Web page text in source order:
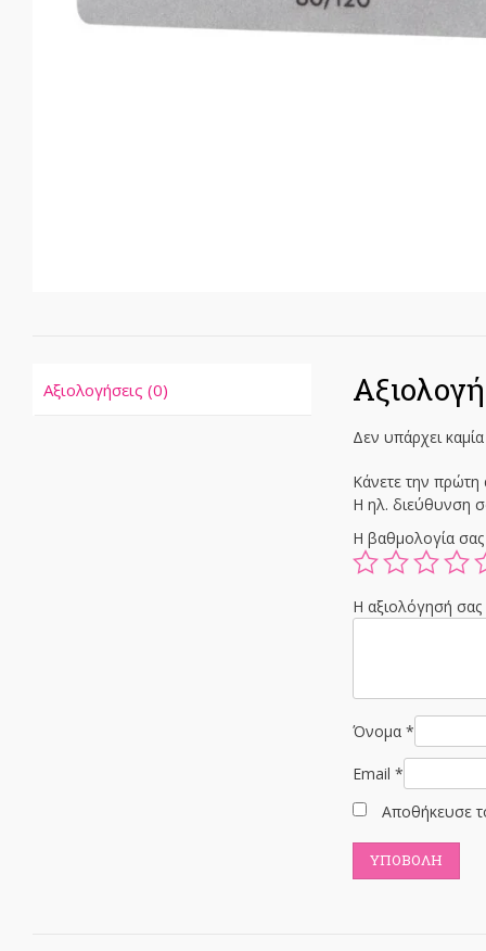
Αξιολογήσεις (0)
Δεν υπάρχει
Κάνετε την πρώτη
Η ηλ. διεύθυνση
Η βαθμολογία
Η αξιολόγησή σας
Όνομα*
Email*
Αποθήκευσε